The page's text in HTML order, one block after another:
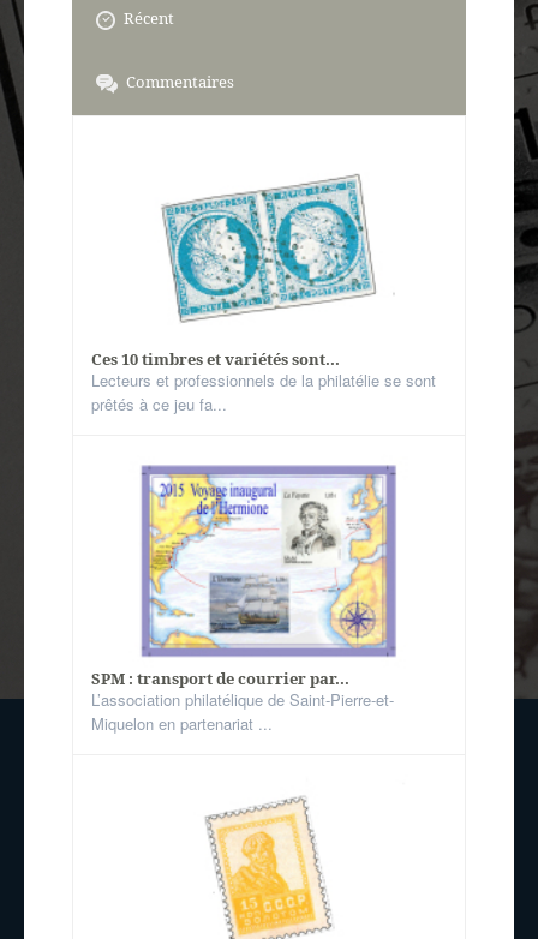
Récent
Commentaires
Ces 10 timbres et variétés sont...
Lecteurs et professionnels de la philatélie se sont
prêtés à ce jeu fa...
SPM : transport de courrier par...
L’association philatélique de Saint-Pierre-et-
Miquelon en partenariat ...